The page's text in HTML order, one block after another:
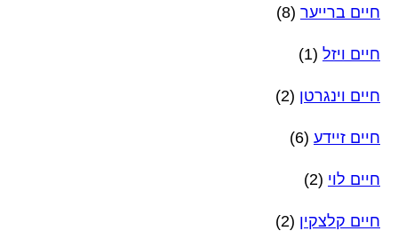
חיים ברייער (8)
חיים ויזל (1)
חיים וינגרטן (2)
חיים זיידע (6)
חיים לוי (2)
חיים קלצקין (2)